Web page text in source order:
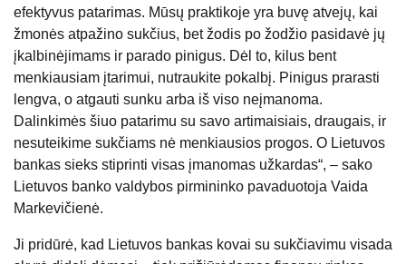
efektyvus patarimas. Mūsų praktikoje yra buvę atvejų, kai
žmonės atpažino sukčius, bet žodis po žodžio pasidavė jų
įkalbinėjimams ir parado pinigus. Dėl to, kilus bent
menkiausiam įtarimui, nutraukite pokalbį. Pinigus prarasti
lengva, o atgauti sunku arba iš viso neįmanoma.
Dalinkimės šiuo patarimu su savo artimaisiais, draugais, ir
nesuteikime sukčiams nė menkiausios progos. O Lietuvos
bankas sieks stiprinti visas įmanomas užkardas“, – sako
Lietuvos banko valdybos pirmininko pavaduotoja Vaida
Markevičienė.
Ji pridūrė, kad Lietuvos bankas kovai su sukčiavimu visada